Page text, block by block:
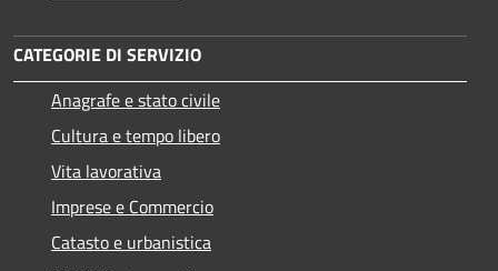
CATEGORIE DI SERVIZIO
Anagrafe e stato civile
Cultura e tempo libero
Vita lavorativa
Imprese e Commercio
Catasto e urbanistica